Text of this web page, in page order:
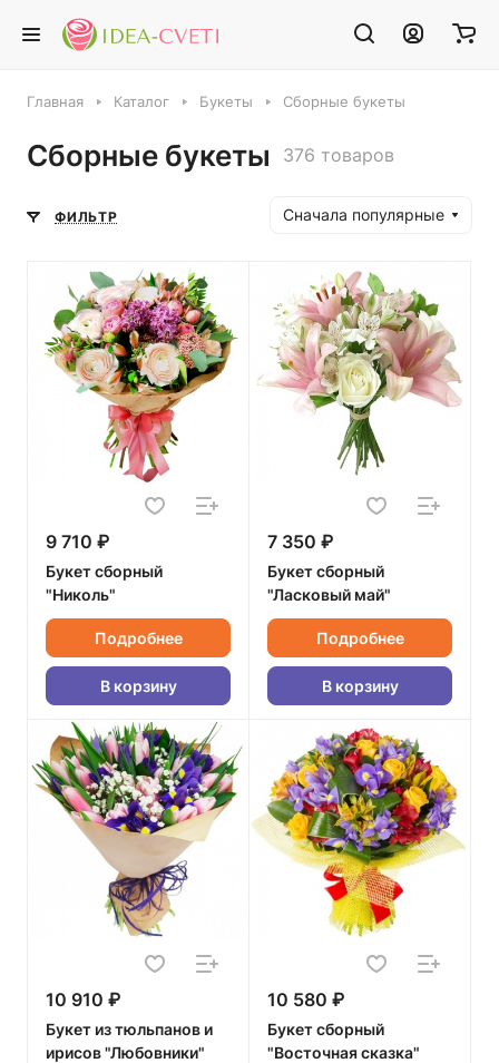
Главная Каталог Букеты Сборные букеты
Сборные букеты 376 товаров
ФИЛЬТР Сначала популярные
9 710 ₽
Букет сборный
"Николь"
Подробнее
В корзину
7 350 ₽
Букет сборный
"Ласковый май"
Подробнее
В корзину
10 910 ₽
Букет из тюльпанов и
ирисов "Любовники"
10 580 ₽
Букет сборный
"Восточная сказка"